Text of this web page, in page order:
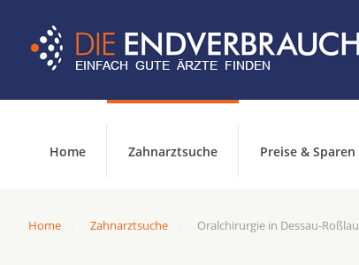
Home Zahnarztsuche Preise & Sparen
Home Zahnarztsuche Oralchirurgie in Dessau-Roßlau